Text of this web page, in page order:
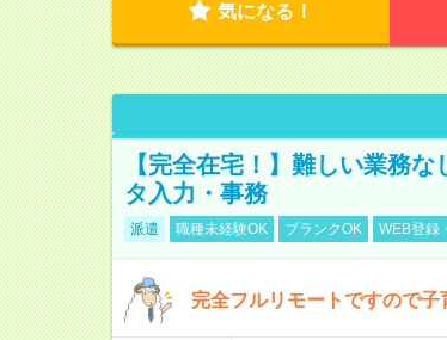
気になる！
【完全在宅！】難しい業務
タ入力・事務
派遣 職種未経験OK ブランクOK WEB登録
完全フルリモートですので子